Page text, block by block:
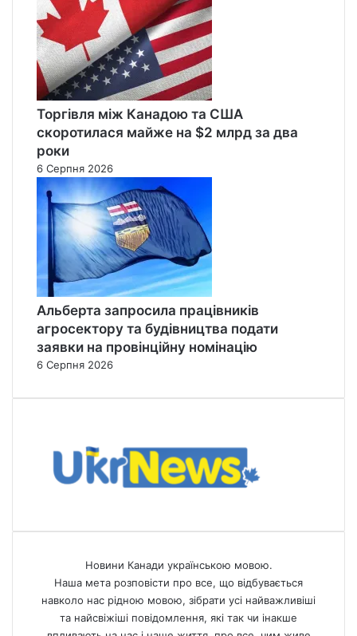
Торгівля між Канадою та США
скоротилася майже на $2 млрд за два
роки
6 Серпня 2026
Альберта запросила працівників
агросектору та будівництва подати
заявки на провінційну номінацію
6 Серпня 2026
Новини Канади українською мовою.
Наша мета розповісти про все, що відбувається
навколо нас рідною мовою, зібрати усі найважливіші
та найсвіжіші повідомлення, які так чи інакше